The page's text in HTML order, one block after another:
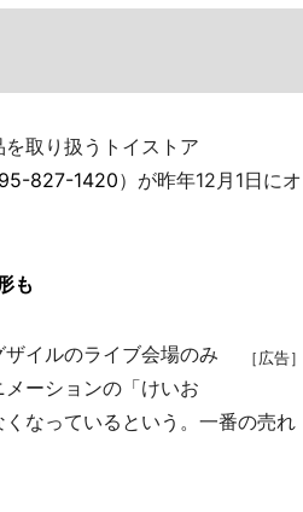
取り扱うトイストア
827-1420）が昨年12月1日にオ
も
［広告］
イルのライブ会場のみ
ーションの「けいお
なっているという。一番の売れ